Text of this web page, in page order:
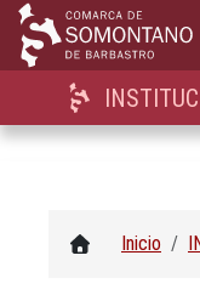
Inicio